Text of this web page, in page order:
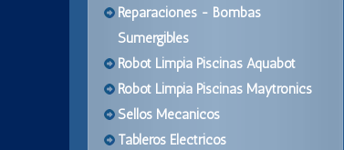
Reparaciones - Bombas
Sumergibles
Robot Limpia Piscinas Aquabot
Robot Limpia Piscinas Maytronics
Sellos Mecanicos
Tableros Electricos